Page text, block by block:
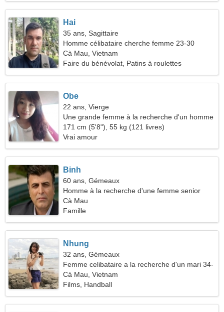
Hai
35 ans, Sagittaire
Homme célibataire cherche femme 23-30
Cà Mau, Vietnam
Faire du bénévolat, Patins à roulettes
Obe
22 ans, Vierge
Une grande femme à la recherche d'un homme
171 cm (5'8"), 55 kg (121 livres)
Vrai amour
Binh
60 ans, Gémeaux
Homme à la recherche d'une femme senior
Cà Mau
Famille
Nhung
32 ans, Gémeaux
Femme celibataire a la recherche d'un mari 34-
44
Cà Mau, Vietnam
Films, Handball